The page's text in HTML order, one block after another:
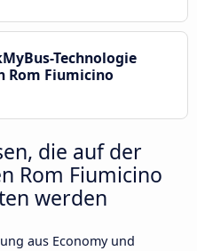
Technologie
Rom Fiumicino
die auf der
Rom Fiumicino
werden
aus Economy und